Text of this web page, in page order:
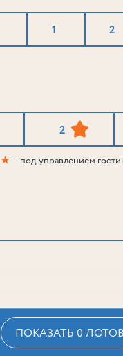
1 2
2
★— под управлением
ПОКАЗАТЬ 0 ЛОТОВ